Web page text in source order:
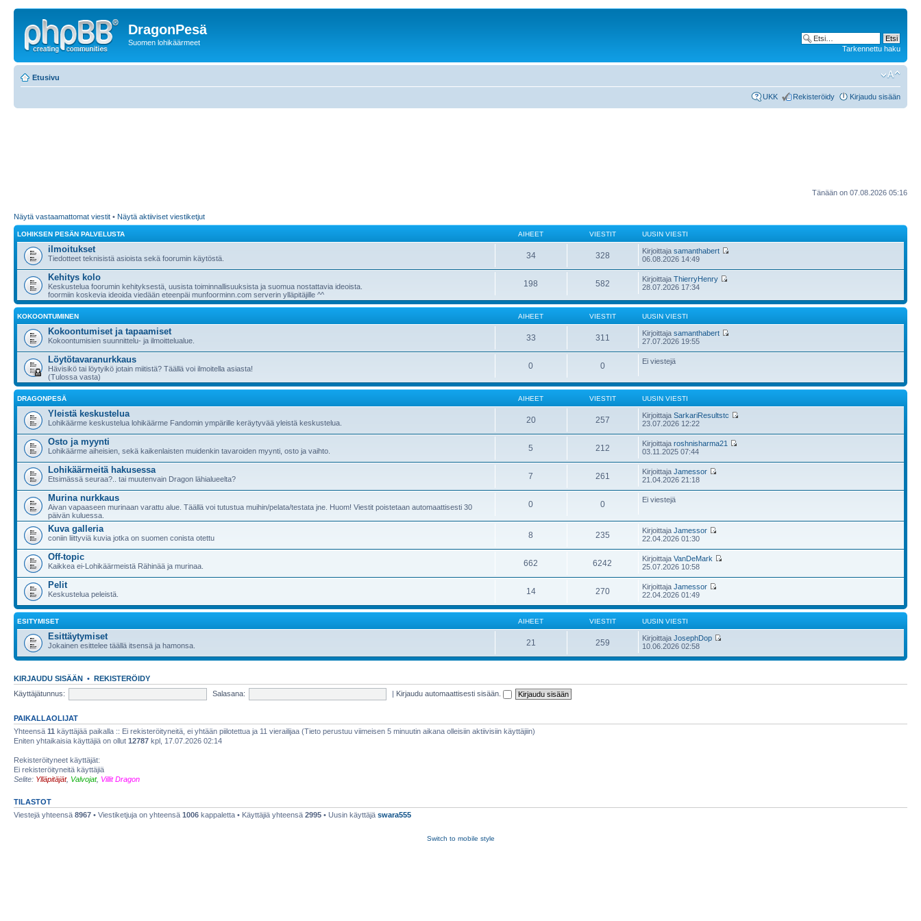
DragonPesä
Suomen lohikäärmeet
Tarkennettu haku
Etusivu
UKK Rekisteröidy Kirjaudu sisään
Tänään on 07.08.2026 05:16
Näytä vastaamattomat viestit • Näytä aktiiviset viestiketjut
LOHIKSEN PESÄN PALVELUSTA AIHEET VIESTIT UUSIN VIESTI
ilmoitukset
Tiedotteet teknisistä asioista sekä foorumin käytöstä. 34 328 Kirjoittajasamanthabert
06.08.2026 14:49
Kehitys kolo
Keskustelua foorumin kehityksestä, uusista toiminnallisuuksista ja suomua nostattavia ideoista.
foormiin koskevia ideoida viedään eteenpäi munfoorminn.com serverin ylläpitäjille ^^
198 582 KirjoittajaThierryHenry
28.07.2026 17:34
KOKOONTUMINEN AIHEET VIESTIT UUSIN VIESTI
Kokoontumiset ja tapaamiset
Kokoontumisien suunnittelu- ja ilmoittelualue. 33 311 Kirjoittajasamanthabert
27.07.2026 19:55
Löytötavaranurkkaus
Hävisikö tai löytyikö jotain miitistä? Täällä voi ilmoitella asiasta!
(Tulossa vasta)
0 0 Ei viestejä
DRAGONPESÄ AIHEET VIESTIT UUSIN VIESTI
Yleistä keskustelua
Lohikäärme keskustelua lohikäärme Fandomin ympärille keräytyvää yleistä keskustelua. 20 257 KirjoittajaSarkariResultstc
23.07.2026 12:22
Osto ja myynti
Lohikäärme aiheisien, sekä kaikenlaisten muidenkin tavaroiden myynti, osto ja vaihto. 5 212 Kirjoittajaroshnisharma21
03.11.2025 07:44
Lohikäärmeitä hakusessa
Etsimässä seuraa?.. tai muutenvain Dragon lähialueelta? 7 261 KirjoittajaJamessor
21.04.2026 21:18
Murina nurkkaus
Aivan vapaaseen murinaan varattu alue. Täällä voi tutustua muihin/pelata/testata jne. Huom! Viestit poistetaan automaattisesti 30
päivän kuluessa.
0 0 Ei viestejä
Kuva galleria
coniin liittyviä kuvia jotka on suomen conista otettu 8 235 KirjoittajaJamessor
22.04.2026 01:30
Off-topic
Kaikkea ei-Lohikäärmeistä Rähinää ja murinaa. 662 6242 KirjoittajaVanDeMark
25.07.2026 10:58
Pelit
Keskustelua peleistä. 14 270 KirjoittajaJamessor
22.04.2026 01:49
ESITYMISET AIHEET VIESTIT UUSIN VIESTI
Esittäytymiset
Jokainen esittelee täällä itsensä ja hamonsa. 21 259 KirjoittajaJosephDop
10.06.2026 02:58
KIRJAUDU SISÄÄN • REKISTERÖIDY
Käyttäjätunnus:
Salasana: | Kirjaudu automaattisesti sisään.
PAIKALLAOLIJAT
Yhteensä 11 käyttäjää paikalla :: Ei rekisteröityneitä, ei yhtään piilotettua ja 11 vierailijaa (Tieto perustuu viimeisen 5 minuutin aikana olleisiin aktiivisiin käyttäjiin)
Eniten yhtaikaisia käyttäjiä on ollut 12787 kpl, 17.07.2026 02:14
Rekisteröityneet käyttäjät:
Ei rekisteröityneitä käyttäjiä
Selite: Ylläpitäjät, Valvojat, Villit Dragon
TILASTOT
Viestejä yhteensä 8967 • Viestiketjuja on yhteensä 1006 kappaletta • Käyttäjiä yhteensä 2995 • Uusin käyttäjä swara555
Switch to mobile style